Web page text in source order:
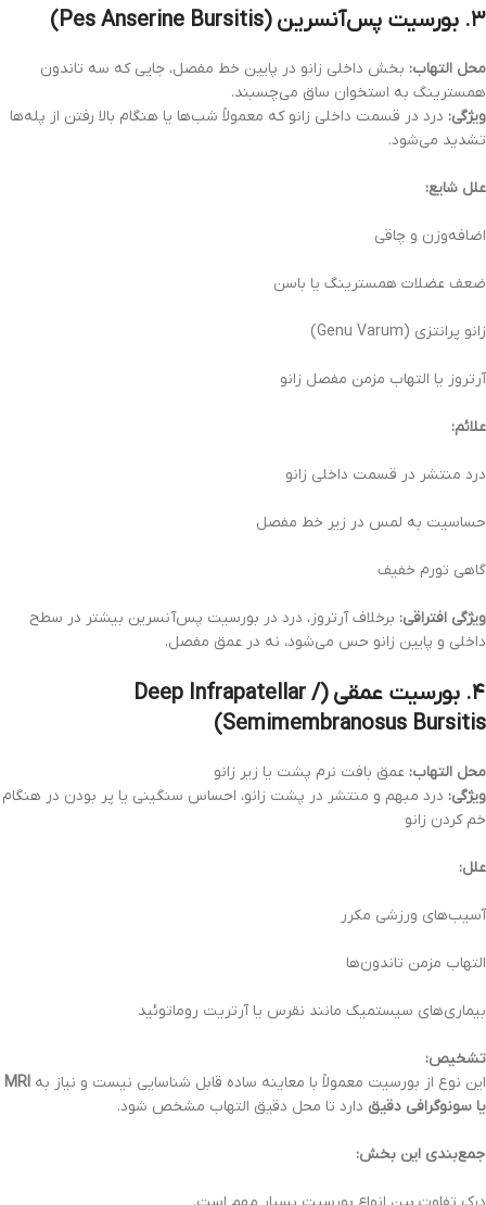
۳. بورسیت پس‌آنسرین (Pes Anserine Bursitis)
محل التهاب: بخش داخلی زانو در پایین خط مفصل، جایی که سه تاندون
همسترینگ به استخوان ساق می‌چسبند.
ویژگی: درد در قسمت داخلی زانو که معمولاً شب‌ها یا هنگام بالا رفتن از پله‌ها
تشدید می‌شود.
علل شایع:
اضافه‌وزن و چاقی
ضعف عضلات همسترینگ یا باسن
زانو پرانتزی (Genu Varum)
آرتروز یا التهاب مزمن مفصل زانو
علائم:
درد منتشر در قسمت داخلی زانو
حساسیت به لمس در زیر خط مفصل
گاهی تورم خفیف
ویژگی افتراقی: برخلاف آرتروز، درد در بورسیت پس‌آنسرین بیشتر در سطح
داخلی و پایین زانو حس می‌شود، نه در عمق مفصل.
۴. بورسیت عمقی (Deep Infrapatellar /
Semimembranosus Bursitis)
محل التهاب: عمق بافت نرم پشت یا زیر زانو
ویژگی: درد مبهم و منتشر در پشت زانو، احساس سنگینی یا پر بودن در هنگام
خم کردن زانو
علل:
آسیب‌های ورزشی مکرر
التهاب مزمن تاندون‌ها
بیماری‌های سیستمیک مانند نقرس یا آرتریت روماتوئید
تشخیص:
این نوع از بورسیت معمولاً با معاینه ساده قابل شناسایی نیست و نیاز به MRI
یا سونوگرافی دقیق دارد تا محل دقیق التهاب مشخص شود.
جمع‌بندی این بخش: